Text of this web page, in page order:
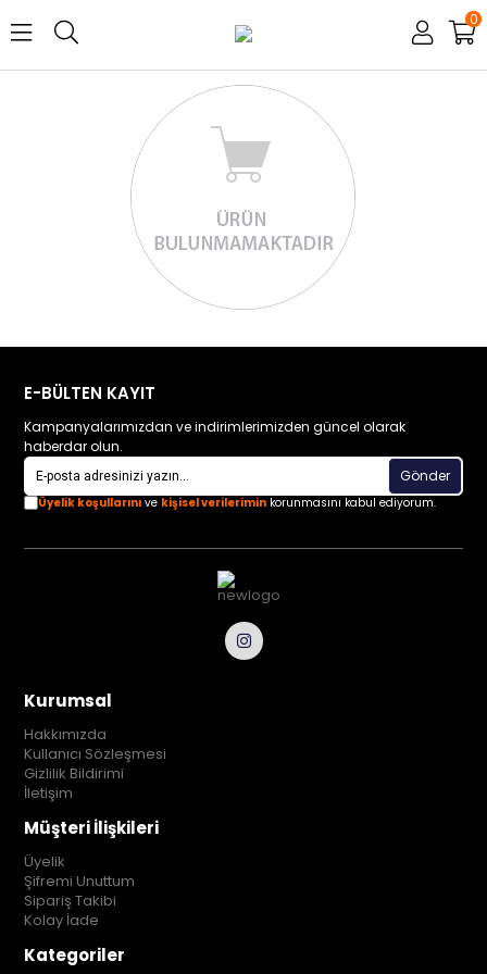
0
E-BÜLTEN KAYIT
Kampanyalarımızdan ve indirimlerimizden güncel olarak
haberdar olun.
Gönder
Üyelik koşullarını ve kişisel verilerimin korunmasını kabul ediyorum.
Kurumsal
Hakkımızda
Kullanıcı Sözleşmesi
Gizlilik Bildirimi
İletişim
Müşteri İlişkileri
Üyelik
Şifremi Unuttum
Sipariş Takibi
Kolay İade
Kategoriler